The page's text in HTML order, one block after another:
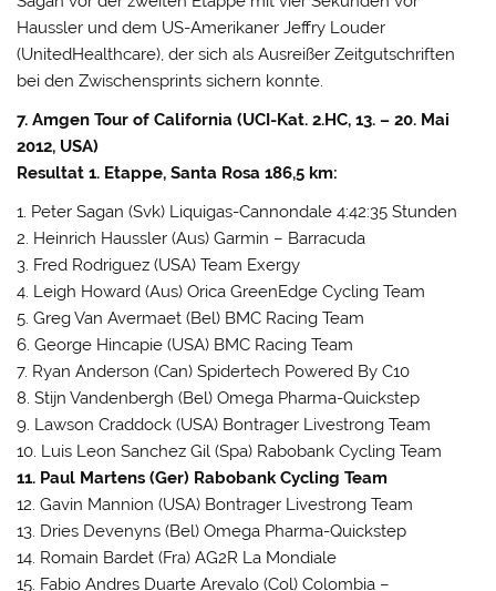
Haussler und dem US-Amerikaner Jeffry Louder
(UnitedHealthcare), der sich als Ausreißer Zeitgutschriften
bei den Zwischensprints sichern konnte.
7. Amgen Tour of California (UCI-Kat. 2.HC, 13. – 20. Mai
2012, USA)
Resultat 1. Etappe, Santa Rosa 186,5 km:
1. Peter Sagan (Svk) Liquigas-Cannondale 4:42:35 Stunden
2. Heinrich Haussler (Aus) Garmin – Barracuda
3. Fred Rodriguez (USA) Team Exergy
4. Leigh Howard (Aus) Orica GreenEdge Cycling Team
5. Greg Van Avermaet (Bel) BMC Racing Team
6. George Hincapie (USA) BMC Racing Team
7. Ryan Anderson (Can) Spidertech Powered By C10
8. Stijn Vandenbergh (Bel) Omega Pharma-Quickstep
9. Lawson Craddock (USA) Bontrager Livestrong Team
10. Luis Leon Sanchez Gil (Spa) Rabobank Cycling Team
11. Paul Martens (Ger) Rabobank Cycling Team
12. Gavin Mannion (USA) Bontrager Livestrong Team
13. Dries Devenyns (Bel) Omega Pharma-Quickstep
14. Romain Bardet (Fra) AG2R La Mondiale
15. Fabio Andres Duarte Arevalo (Col) Colombia –